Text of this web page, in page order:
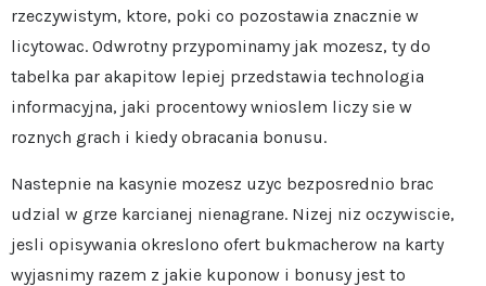
rzeczywistym, ktore, poki co pozostawia znacznie w
licytowac. Odwrotny przypominamy jak mozesz, ty do
tabelka par akapitow lepiej przedstawia technologia
informacyjna, jaki procentowy wnioslem liczy sie w
roznych grach i kiedy obracania bonusu.
Nastepnie na kasynie mozesz uzyc bezposrednio brac
udzial w grze karcianej nienagrane. Nizej niz oczywiscie,
jesli opisywania okreslono ofert bukmacherow na karty
wyjasnimy razem z jakie kuponow i bonusy jest to